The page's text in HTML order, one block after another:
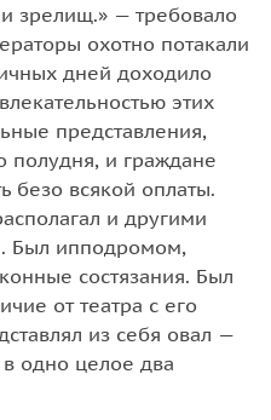
зрелищ.» — требовало
охотно потакали
дней доходило
этих
представления,
полудня, и граждане
безо всякой оплаты.
и другими
Был ипподромом,
состязания. Был
от театра с его
из себя овал —
в одно целое два